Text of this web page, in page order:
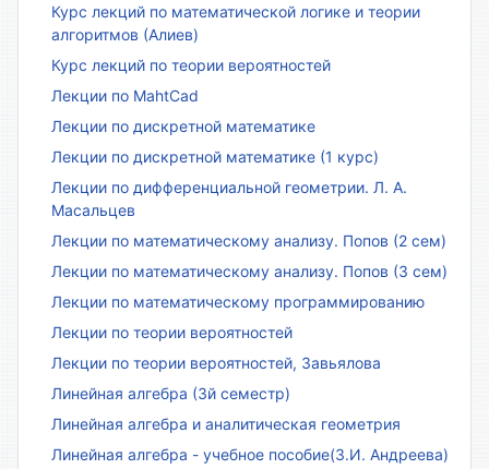
Курс лекций по математической логике и теории
алгоритмов (Алиев)
Курс лекций по теории вероятностей
Лекции по MahtCad
Лекции по дискретной математике
Лекции по дискретной математике (1 курс)
Лекции по дифференциальной геометрии. Л. А.
Масальцев
Лекции по математическому анализу. Попов (2 сем)
Лекции по математическому анализу. Попов (3 сем)
Лекции по математическому программированию
Лекции по теории вероятностей
Лекции по теории вероятностей, Завьялова
Линейная алгебра (3й семестр)
Линейная алгебра и аналитическая геометрия
Линейная алгебра - учебное пособие(З.И. Андреева)